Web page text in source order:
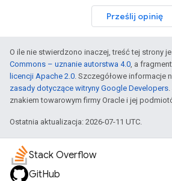
Prześlij opinię
O ile nie stwierdzono inaczej, treść tej strony
Commons – uznanie autorstwa 4.0, a
licencji Apache 2.0. Szczegółowe informacje
zasady dotyczące witryny Google Developers
znakiem towarowym firmy Oracle i jej
Ostatnia aktualizacja: 2026-07-11 UTC.
Stack Overflow
GitHub